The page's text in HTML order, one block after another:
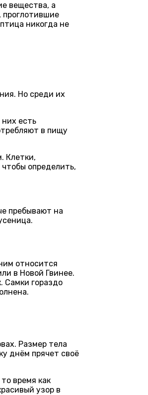
вещества, а
проглотившие
никогда не
Но среди их
есть
в пищу
Клетки,
определить,
пребывают на
относится
в Новой Гвинее.
Самки гораздо
Размер тела
днём прячет своё
время как
узор в